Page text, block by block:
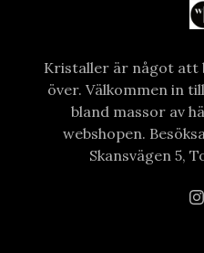
Kristaller är något att
över. Välkommen in
bland massor av
webshopen.
Skansvägen 5,